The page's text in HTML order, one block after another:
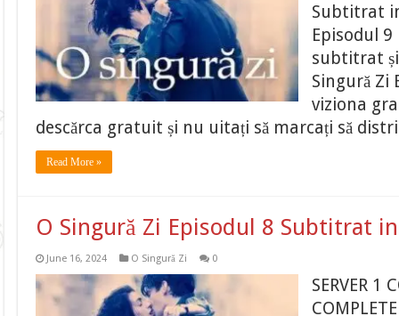
Subtitrat
Episodul
subtitrat
Singură Zi
viziona
descărca gratuit și nu uitați să marcați să
Read More »
O Singură Zi Episodul 8 Subtitrat
June 16, 2024 O Singură Zi 0
SERVER 1